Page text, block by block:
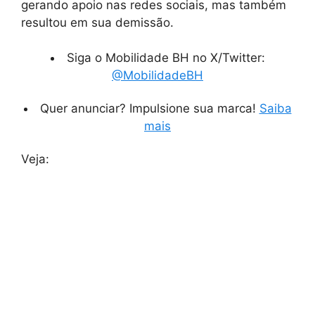
gerando apoio nas redes sociais, mas também
resultou em sua demissão.
Siga o Mobilidade BH no X/Twitter:
@MobilidadeBH
Quer anunciar? Impulsione sua marca! Saiba
mais
Veja: